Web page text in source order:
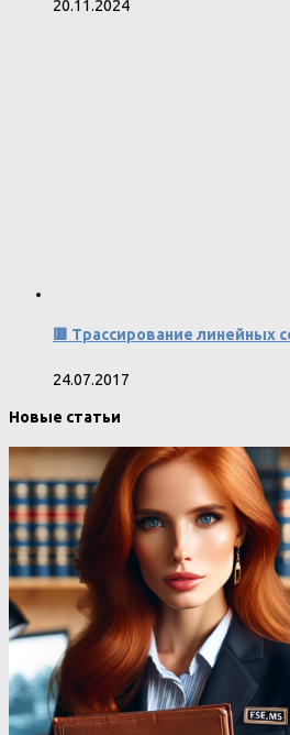
20.11.2024
🟥 Трассирование линейных
24.07.2017
Новые статьи